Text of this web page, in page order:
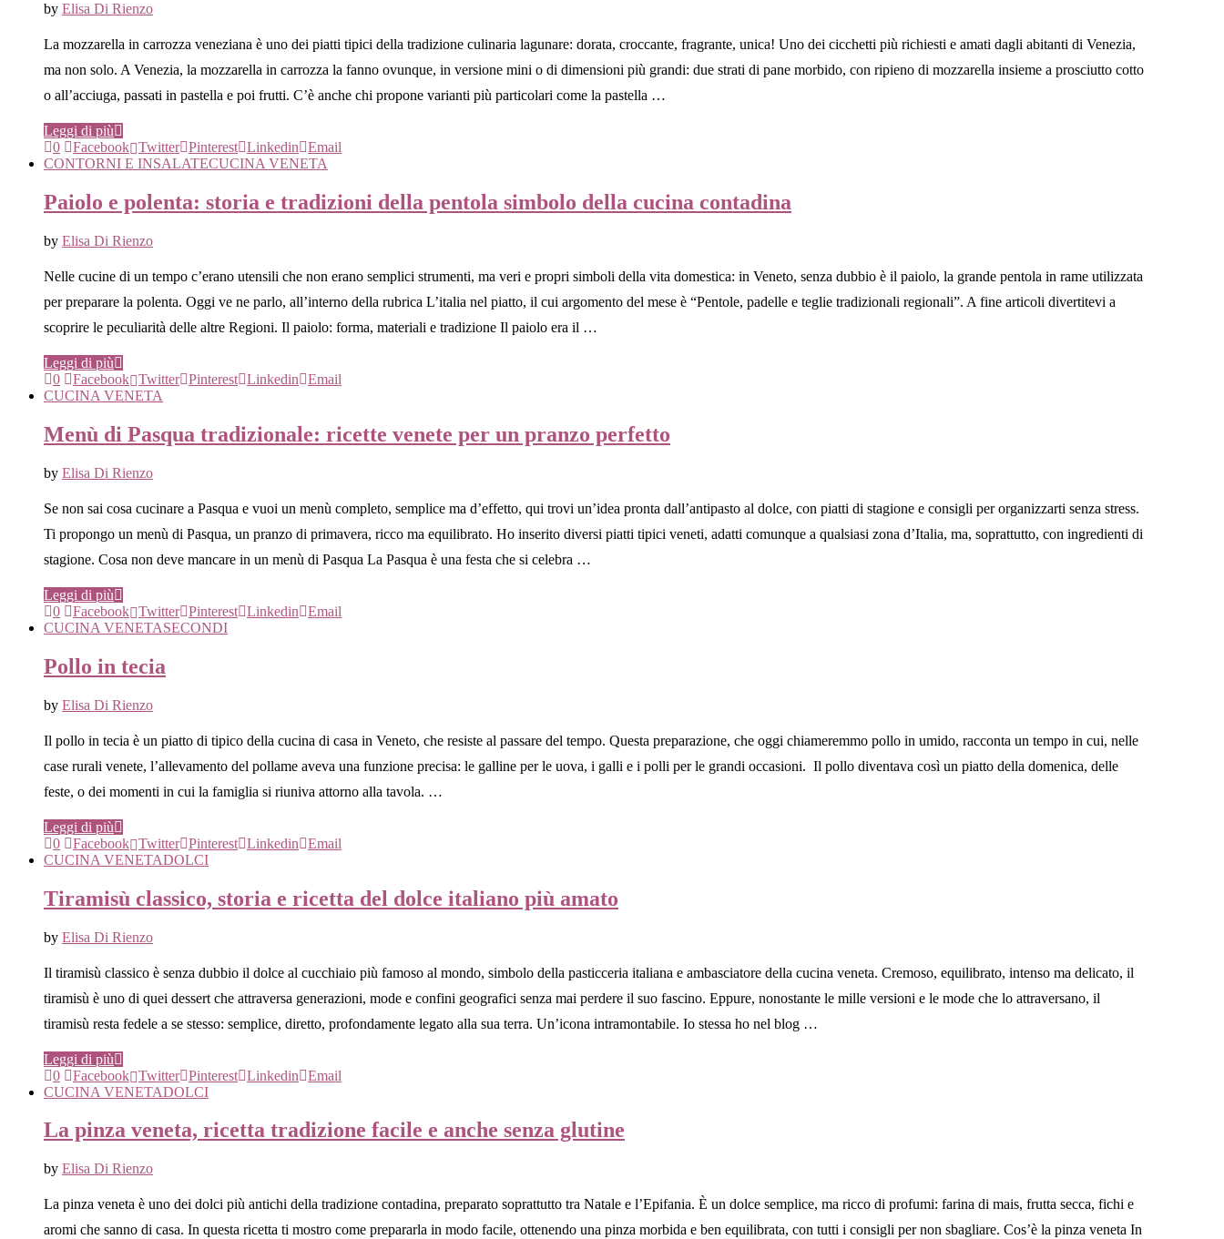
by Elisa Di Rienzo
La mozzarella in carrozza veneziana è uno dei piatti tipici della tradizione culinaria lagunare: dorata, croccante, fragrante, unica! Uno dei cicchetti più richiesti e amati dagli abitanti di Venezia,
ma non solo. A Venezia, la mozzarella in carrozza la fanno ovunque, in versione mini o di dimensioni più grandi: due strati di pane morbido, con ripieno di mozzarella insieme a prosciutto cotto
o all’acciuga, passati in pastella e poi frutti. C’è anche chi propone varianti più particolari come la pastella …
Leggi di più
0
Facebook Twitter Pinterest Linkedin
Email
CONTORNI E INSALATECUCINA VENETA
Paiolo e polenta: storia e tradizioni della pentola simbolo della cucina contadina
by Elisa Di Rienzo
Nelle cucine di un tempo c’erano utensili che non erano semplici strumenti, ma veri e propri simboli della vita domestica: in Veneto, senza dubbio è il paiolo, la grande pentola in rame utilizzata
per preparare la polenta. Oggi ve ne parlo, all’interno della rubrica L’italia nel piatto, il cui argomento del mese è “Pentole, padelle e teglie tradizionali regionali”. A fine articoli divertitevi a
scoprire le peculiarità delle altre Regioni. Il paiolo: forma, materiali e tradizione Il paiolo era il …
Leggi di più
0
Facebook Twitter Pinterest Linkedin
Email
CUCINA VENETA
Menù di Pasqua tradizionale: ricette venete per un pranzo perfetto
by Elisa Di Rienzo
Se non sai cosa cucinare a Pasqua e vuoi un menù completo, semplice ma d’effetto, qui trovi un’idea pronta dall’antipasto al dolce, con piatti di stagione e consigli per organizzarti senza stress.
Ti propongo un menù di Pasqua, un pranzo di primavera, ricco ma equilibrato. Ho inserito diversi piatti tipici veneti, adatti comunque a qualsiasi zona d’Italia, ma, soprattutto, con ingredienti di
stagione. Cosa non deve mancare in un menù di Pasqua La Pasqua è una festa che si celebra …
Leggi di più
0
Facebook Twitter Pinterest Linkedin
Email
CUCINA VENETASECONDI
Pollo in tecia
by Elisa Di Rienzo
Il pollo in tecia è un piatto di tipico della cucina di casa in Veneto, che resiste al passare del tempo. Questa preparazione, che oggi chiameremmo pollo in umido, racconta un tempo in cui, nelle
case rurali venete, l’allevamento del pollame aveva una funzione precisa: le galline per le uova, i galli e i polli per le grandi occasioni. Il pollo diventava così un piatto della domenica, delle
feste, o dei momenti in cui la famiglia si riuniva attorno alla tavola. …
Leggi di più
0
Facebook Twitter Pinterest Linkedin
Email
CUCINA VENETADOLCI
Tiramisù classico, storia e ricetta del dolce italiano più amato
by Elisa Di Rienzo
Il tiramisù classico è senza dubbio il dolce al cucchiaio più famoso al mondo, simbolo della pasticceria italiana e ambasciatore della cucina veneta. Cremoso, equilibrato, intenso ma delicato, il
tiramisù è uno di quei dessert che attraversa generazioni, mode e confini geografici senza mai perdere il suo fascino. Eppure, nonostante le mille versioni e le mode che lo attraversano, il
tiramisù resta fedele a se stesso: semplice, diretto, profondamente legato alla sua terra. Un’icona intramontabile. Io stessa ho nel blog …
Leggi di più
0
Facebook Twitter Pinterest Linkedin
Email
CUCINA VENETADOLCI
La pinza veneta, ricetta tradizione facile e anche senza glutine
by Elisa Di Rienzo
La pinza veneta è uno dei dolci più antichi della tradizione contadina, preparato soprattutto tra Natale e l’Epifania. È un dolce semplice, ma ricco di profumi: farina di mais, frutta secca, fichi e
aromi che sanno di casa. In questa ricetta ti mostro come prepararla in modo facile, ottenendo una pinza morbida e ben equilibrata, con tutti i consigli per non sbagliare. Cos’è la pinza veneta In